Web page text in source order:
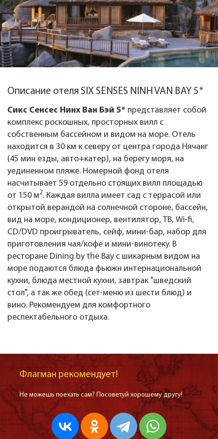
Описание отеля SIX SENSES NINH VAN BAY 5*
Сикс Сенсес Нинх Ван Бэй 5* представляет собой
комплекс роскошных, просторных вилл с
собственным бассейном и видом на море. Отель
находится в 30 км к северу от центра города Нячанг
(45 мин езды, авто+катер), на берегу моря, на
уединенном пляже. Номерной фонд отеля
насчитывает 59 отдельно стоящих вилл площадью
от 150 м2. Каждая вилла имеет сад с террасой или
открытой верандой на солнечной стороне, бассейн,
вид на море, кондиционер, вентилятор, ТВ, Wi-fi,
CD/DVD проигрыватель, сейф, мини-бар, набор для
приготовления чая/кофе и мини-винотеку. В
ресторане Dining by the Bay с шикарным видом на
море подаются блюда фьюжн интернациональной
кухни, блюда местной кухни, завтрак "шведский
стол", а так же обед (сет-меню из шести блюд) и
вино. Рекомендуем для комфортного
респектабельного отдыха.
Флагман рекомендует!
Не можешь поехать сам? Посоветуй хорошему другу!